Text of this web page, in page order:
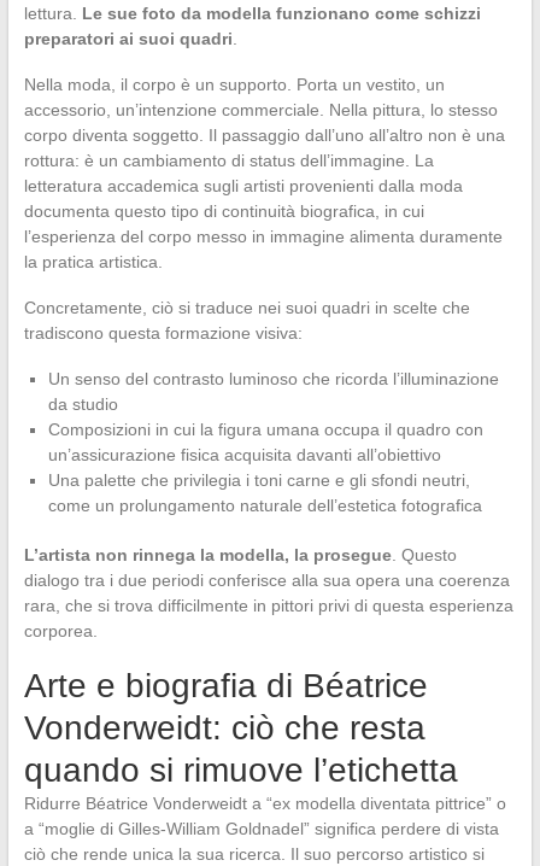
lettura. Le sue foto da modella funzionano come schizzi
preparatori ai suoi quadri.
Nella moda, il corpo è un supporto. Porta un vestito, un
accessorio, un’intenzione commerciale. Nella pittura, lo stesso
corpo diventa soggetto. Il passaggio dall’uno all’altro non è una
rottura: è un cambiamento di status dell’immagine. La
letteratura accademica sugli artisti provenienti dalla moda
documenta questo tipo di continuità biografica, in cui
l’esperienza del corpo messo in immagine alimenta duramente
la pratica artistica.
Concretamente, ciò si traduce nei suoi quadri in scelte che
tradiscono questa formazione visiva:
Un senso del contrasto luminoso che ricorda l’illuminazione
da studio
Composizioni in cui la figura umana occupa il quadro con
un’assicurazione fisica acquisita davanti all’obiettivo
Una palette che privilegia i toni carne e gli sfondi neutri,
come un prolungamento naturale dell’estetica fotografica
L’artista non rinnega la modella, la prosegue. Questo
dialogo tra i due periodi conferisce alla sua opera una coerenza
rara, che si trova difficilmente in pittori privi di questa esperienza
corporea.
Arte e biografia di Béatrice
Vonderweidt: ciò che resta
quando si rimuove l’etichetta
Ridurre Béatrice Vonderweidt a “ex modella diventata pittrice” o
a “moglie di Gilles-William Goldnadel” significa perdere di vista
ciò che rende unica la sua ricerca. Il suo percorso artistico si